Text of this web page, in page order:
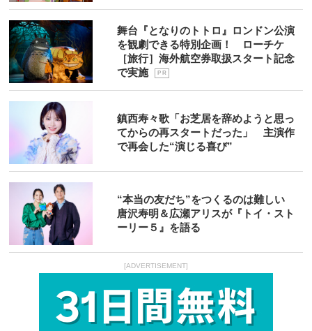
舞台『となりのトトロ』ロンドン公演
を観劇できる特別企画！ ローチケ
［旅行］海外航空券取扱スタート記念
で実施
P R
鎮西寿々歌「お芝居を辞めようと思っ
てからの再スタートだった」 主演作
で再会した“演じる喜び”
“本当の友だち”をつくるのは難しい
唐沢寿明＆広瀬アリスが『トイ・スト
ーリー５』を語る
[ADVERTISEMENT]